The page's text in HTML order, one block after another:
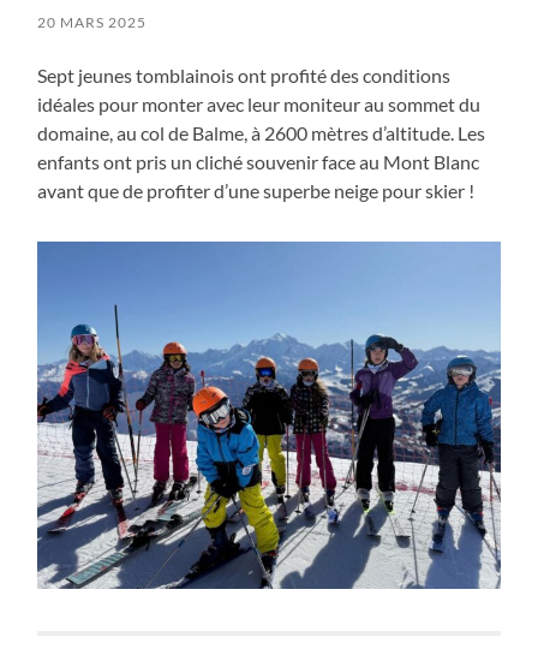
20 MARS 2025
Sept jeunes tomblainois ont profité des conditions
idéales pour monter avec leur moniteur au sommet du
domaine, au col de Balme, à 2600 mètres d’altitude. Les
enfants ont pris un cliché souvenir face au Mont Blanc
avant que de profiter d’une superbe neige pour skier !